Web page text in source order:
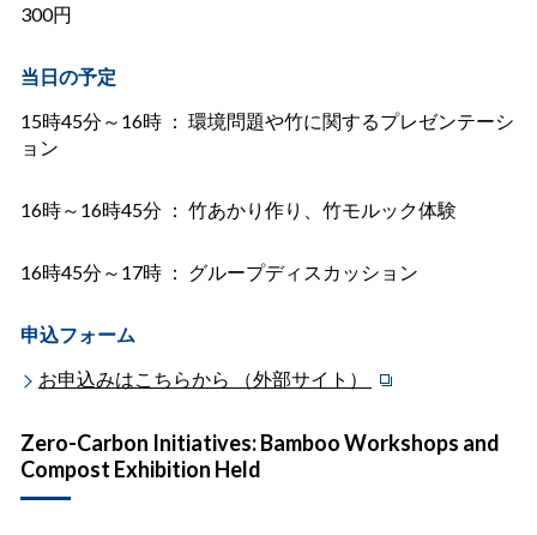
300円
当日の予定
15時45分～16時 ： 環境問題や竹に関するプレゼンテーシ
ョン
16時～16時45分 ： 竹あかり作り、竹モルック体験
16時45分～17時 ： グループディスカッション
申込フォーム
お申込みはこちらから （外部サイト）
Zero-Carbon Initiatives: Bamboo Workshops and
Compost Exhibition Held